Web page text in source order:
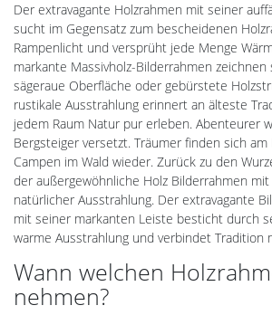
Der extravagante Holzrahmen mit seiner
sucht im Gegensatz zum bescheidenen
Rampenlicht und versprüht jede Menge
markante Massivholz-Bilderrahmen
sägeraue Oberfläche oder gebürstete
rustikale Ausstrahlung erinnert an älteste
jedem Raum Natur pur erleben. Abenteurer
Bergsteiger versetzt. Träumer finden sich
Campen im Wald wieder. Zurück zu den
der außergewöhnliche Holz Bilderrahmen
natürlicher Ausstrahlung. Der extravagante
mit seiner markanten Leiste besticht durch
warme Ausstrahlung und verbindet Tradition
Wann welchen
nehmen?